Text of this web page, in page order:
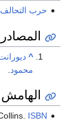
حرب التحالف
المصادر
^
محمود.
الهامش
ISBN